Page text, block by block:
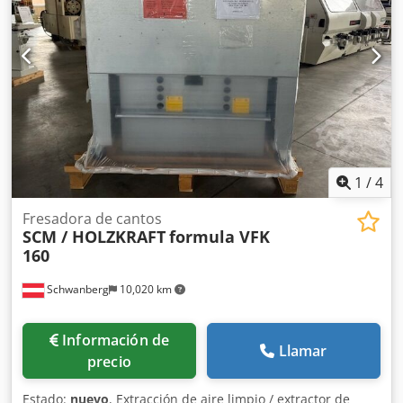
pieza de trabajo: 40 mm. -Radio máximo de las esquinas:
40 mm. -Dimensiones: 1200/1600/A1520 mm. -Peso: 782 kg.
1 /4
Schwanberg 10,020 km
Fresadora de cantos
SCM / HOLZKRAFTformula VFK
160
Información de
precio
Llamar
Estado: nuevo, Extracción de aire limpio / extractor de